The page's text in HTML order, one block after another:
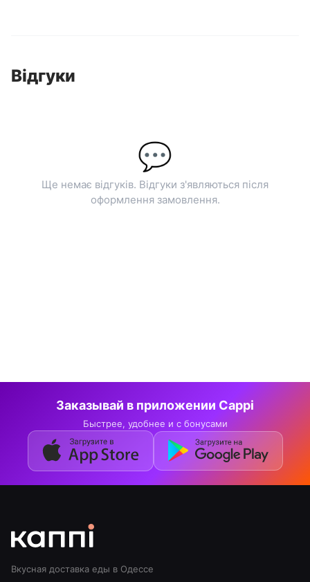
Відгуки
💬
Ще немає відгуків. Відгуки з'являються після
оформлення замовлення.
Заказывай в приложении Cappi
Быстрее, удобнее и с бонусами
Вкусная доставка еды в Одессе